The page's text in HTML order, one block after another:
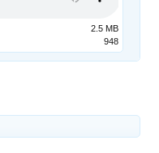
2.5 MB
948